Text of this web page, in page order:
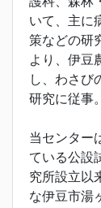
いて、主に
策などの研
より、伊豆
し、わさび
研究に従事。
当センター
ている公設
究所設立以
な伊豆市湯